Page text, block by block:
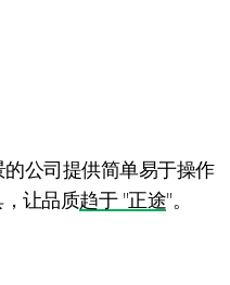
公司提供简单易于操作
让品质趋于 "正途"。